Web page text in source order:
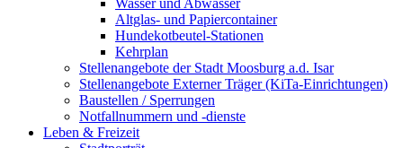
Wasser und Abwasser
Altglas- und Papiercontainer
Hundekotbeutel-Stationen
Kehrplan
Stellenangebote der Stadt Moosburg a.d. Isar
Stellenangebote Externer Träger (KiTa-Einrichtungen)
Baustellen / Sperrungen
Notfallnummern und -dienste
Leben & Freizeit